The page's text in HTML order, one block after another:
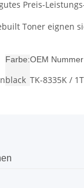
Preis-
Toner eignen
Farbe:
black
OEM
TK-8335K /